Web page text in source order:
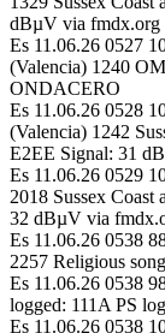
dBµV via fmdx.org
Es 11.06.26 0527
(Valencia) 1240
ONDACERO
Es 11.06.26 0528
(Valencia) 1242
E2EE Signal: 31
Es 11.06.26 0529
2018 Sussex
32 dBµV via
Es 11.06.26 0538
2257 Religious
Es 11.06.26 0538
logged: 111A PS
Es 11.06.26 0538